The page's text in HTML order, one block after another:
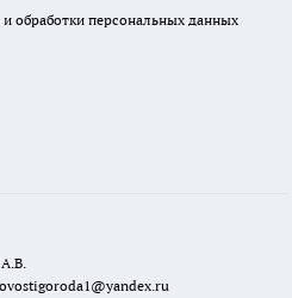
обработки персональных данных